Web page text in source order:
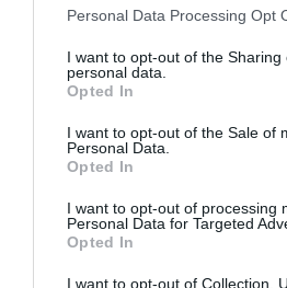
Please note that this website/app
not limited to your visit or usage
grant or deny consent to Google
use your data for below specified
consent section.
Personal Data Processing Opt
I want to opt-out of the Sharing
personal data.
Opted In
I want to opt-out of the Sale of
Personal Data.
Opted In
I want to opt-out of processing
Personal Data for Targeted
Opted In
I want to opt-out of Collection,
Nyugodtan kiengedhettek volna
becsekkoljanak. Amúgy is
kellett kérnie a
lehetett volna ezt tenni és akkor
tölti a kényszerpihenőjét a